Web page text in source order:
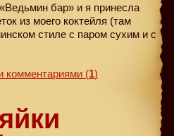
бар» и я принесла
из моего коктейля (там
стиле с паром сухим и с
комментариями (1)